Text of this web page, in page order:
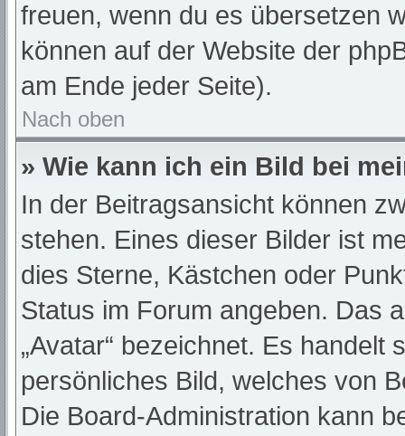
freuen, wenn du es übersetzen
können auf der Website der
am Ende jeder Seite).
Nach oben
» Wie kann ich ein Bild bei
In der Beitragsansicht können
stehen. Eines dieser Bilder ist
dies Sterne, Kästchen oder
Status im Forum angeben. Das
„Avatar“ bezeichnet. Es handelt
persönliches Bild, welches von
Die Board-Administration kann